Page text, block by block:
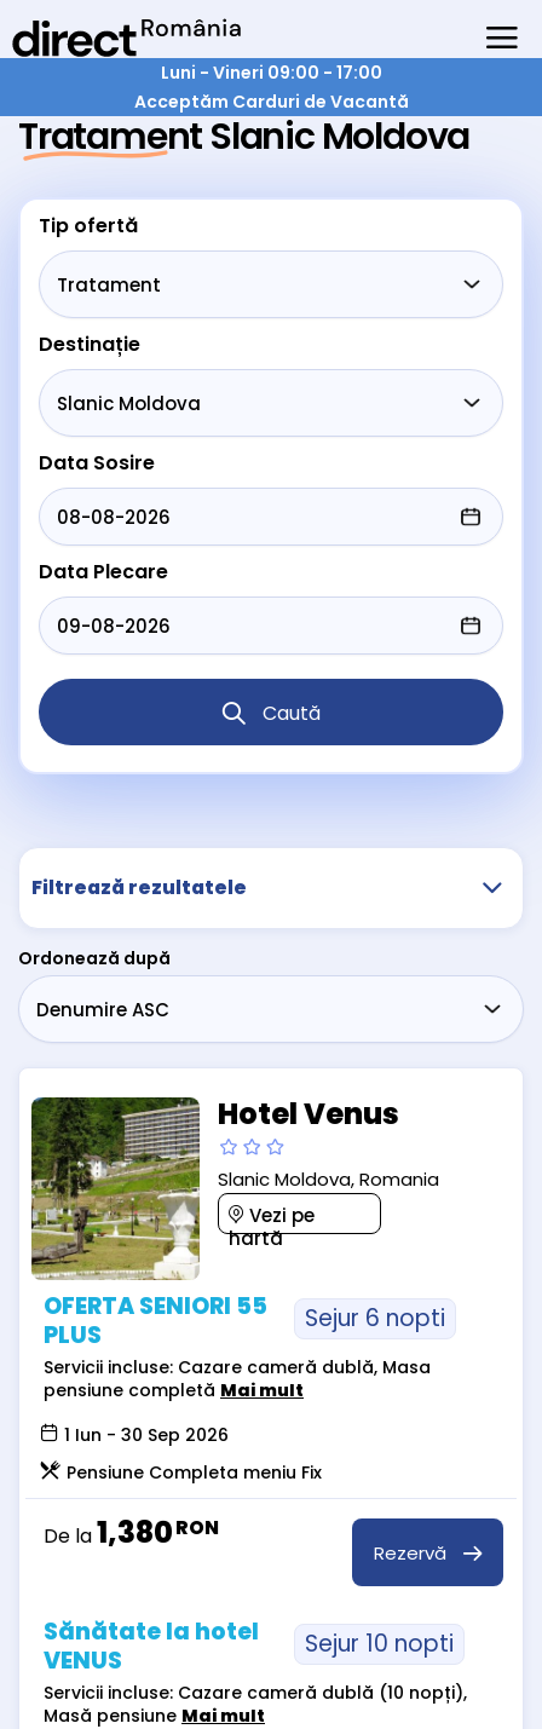
Luni - Vineri 09:00 - 17:00
Acceptăm Carduri de Vacantă
Tratament Slanic Moldova
Tip ofertă
Destinație
Data Sosire
Data Plecare
Caută
Filtrează rezultatele
Ordonează după
Hotel Venus
Slanic Moldova, Romania
Vezi pe
hartă
OFERTA SENIORI 55
PLUS
Sejur 6 nopti
Servicii incluse: Cazare cameră dublă, Masa
pensiune completă Mai mult
1 Iun - 30 Sep 2026
Pensiune Completa meniu Fix
De la1,380RON
Rezervă
Sănătate la hotel
VENUS
Sejur 10 nopti
Servicii incluse: Cazare cameră dublă (10 nopți),
Masă pensiune Mai mult